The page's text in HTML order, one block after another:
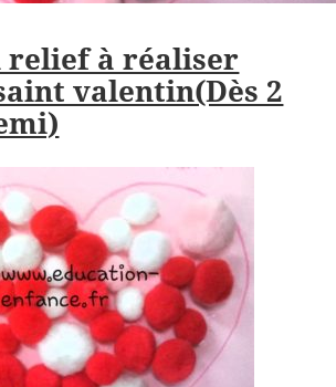
relief à réaliser
valentin(Dès 2